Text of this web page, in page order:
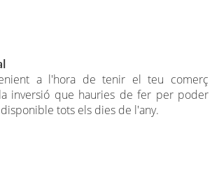
a l'hora de tenir el teu comerç
inversió que hauries de fer per poder
tots els dies de l'any.